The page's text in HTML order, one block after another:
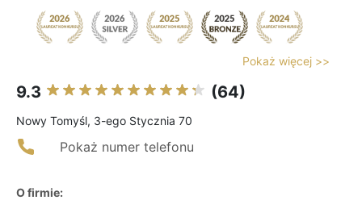
Pokaż więcej >>
9.3 (64)
Nowy Tomyśl, 3-ego Stycznia 70
Pokaż numer telefonu
O firmie: